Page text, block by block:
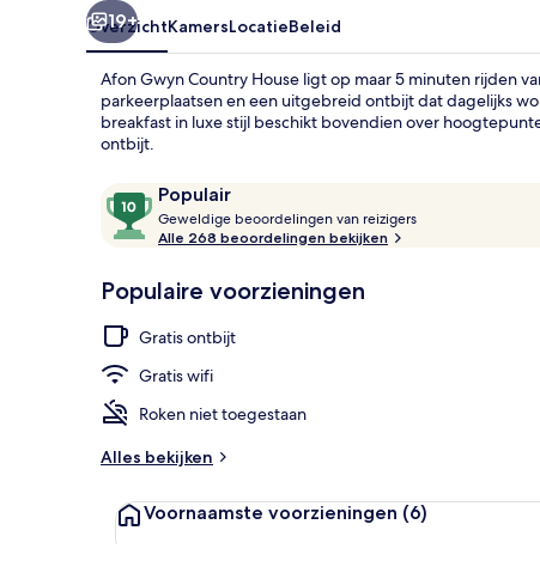
19+
OverzichtKamersLocatieBeleid
Afon Gwyn Country House ligt op maar 5 minuten rijden
parkeerplaatsen en een uitgebreid ontbijt dat dagelijks
breakfast in luxe stijl beschikt bovendien over
ontbijt.
Beoordelingen
Populair
10
van
10,
Geweldige beoordelingen van reizigers
o
r
Alle 268 beoordelingen bekijken
Populaire voorzieningen
Gratis ontbijt
Gratis wifi
Roken niet toegestaan
Alles bekijken
Voornaamste voorzieningen (6)